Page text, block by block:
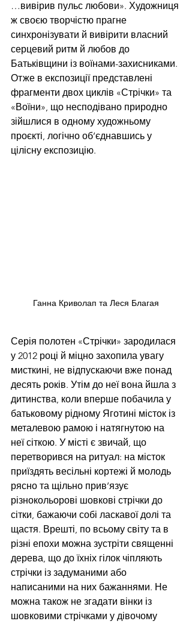
…вивірив пульс любови». Художниця
ж своєю творчістю прагне
синхронізувати й вивірити власний
серцевий ритм й любов до
Батьківщини із воїнами-захисниками.
Отже в експозиції представлені
фрагменти двох циклів «Стрічки» та
«Воїни», що несподівано природно
зійшлися в одному художньому
проєкті, логічно об’єднавшись у
цілісну експозицію.
Ганна Криволап та Леся Благая
Серія полотен «Стрічки» зародилася
у 2012 році й міцно захопила увагу
мисткині, не відпускаючи вже понад
десять років. Утім до неї вона йшла з
дитинства, коли вперше побачила у
батьковому рідному Яготині місток із
металевою рамою і натягнутою на
неї сіткою. У місті є звичай, що
перетворився на ритуал: на місток
приїздять весільні кортежі й молодь
рясно та щільно прив’язує
різнокольорові шовкові стрічки до
сітки, бажаючи собі ласкавої долі та
щастя. Врешті, по всьому світу та в
різні епохи можна зустріти священні
дерева, що до їхніх гілок чіпляють
стрічки із задуманими або
написаними на них бажаннями. Не
можна також не згадати вінки із
шовковими стрічками у дівочому